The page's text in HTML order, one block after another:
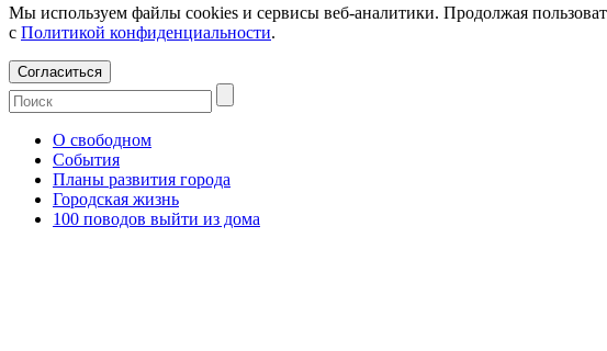
Мы используем файлы cookies и сервисы веб-аналитики. Продолжая
с Политикой конфиденциальности.
Согласиться
О свободном
События
Планы развития города
Городская жизнь
100 поводов выйти из дома